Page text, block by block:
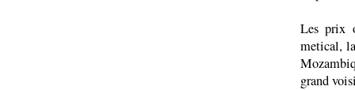
Les prix
metical,
grand